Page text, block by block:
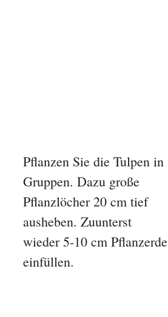
Pflanzen Sie die Tulpen in
Gruppen. Dazu große
Pflanzlöcher 20 cm tief
ausheben. Zuunterst
wieder 5-10 cm Pflanzerde
einfüllen.